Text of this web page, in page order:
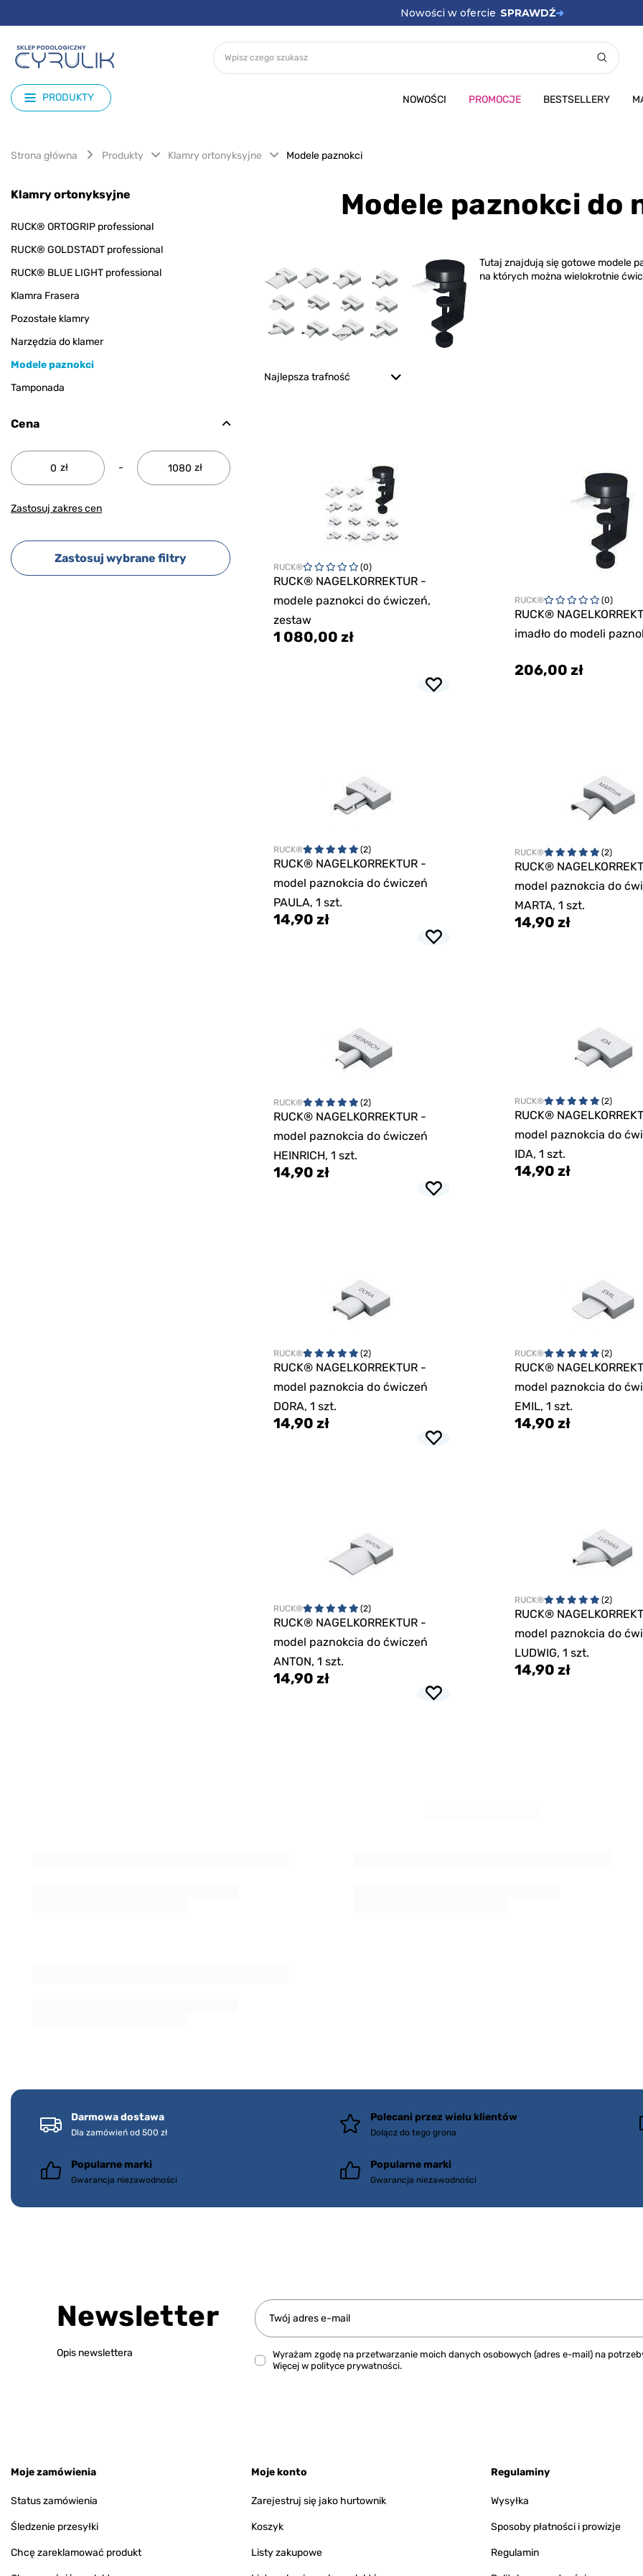
Nowości w ofercie SPRAWDŹ➜
PRODUKTY NOWOŚCI PROMOCJE BESTSELLERY
Strona główna Produkty Klamry ortonyksyjne Modele paznokci
Klamry ortonyksyjne
RUCK® ORTOGRIP professional
RUCK® GOLDSTADT professional
RUCK® BLUE LIGHT professional
Klamra Frasera
Pozostałe klamry
Narzędzia do klamer
Modele paznokci
Tamponada
Cena
zł - zł
Zastosuj zakres cen
Zastosuj wybrane filtry
Modele paznokci
Tutaj znajdują sięgotowe modele
na których można wielokrotnie
Najlepsza trafność
RUCK® (0)
RUCK® NAGELKORREKTUR -
modele paznokci do ćwiczeń,
zestaw
1 080,00 zł
RUCK® (0)
RUCK®
imadło do modeli
206,00 zł
RUCK® (2)
RUCK® NAGELKORREKTUR -
model paznokcia do ćwiczeń
PAULA, 1 szt.
14,90 zł
RUCK® (2)
RUCK®
model paznokcia do
MARTA, 1 szt.
14,90 zł
RUCK® (2)
RUCK® NAGELKORREKTUR -
model paznokcia do ćwiczeń
HEINRICH, 1 szt.
14,90 zł
RUCK® (2)
RUCK®
model paznokcia do
IDA, 1 szt.
14,90 zł
RUCK® (2)
RUCK® NAGELKORREKTUR -
model paznokcia do ćwiczeń
DORA, 1 szt.
14,90 zł
RUCK® (2)
RUCK®
model paznokcia do
EMIL, 1 szt.
14,90 zł
RUCK® (2)
RUCK® NAGELKORREKTUR -
model paznokcia do ćwiczeń
ANTON, 1 szt.
14,90 zł
RUCK® (2)
RUCK®
model paznokcia do
LUDWIG, 1 szt.
14,90 zł
Darmowa dostawa
Dla zamówień od 500 zł
Polecani przez wielu klientów
Dołącz do tego grona
Popularne marki
Gwarancja niezawodności
Popularne marki
Gwarancja niezawodności
Newsletter
Opis newslettera
Twój adres e-mail
Wyrażam zgodę na przetwarzanie moich danych osobowych (adres e-mail) na
Więcej w polityce prywatności.
Moje zamówienia
Status zamówienia
Śledzenie przesyłki
Chcę zareklamować produkt
Moje konto
Zarejestruj się jako hurtownik
Koszyk
Listy zakupowe
Regulaminy
Wysyłka
Sposoby płatności i prowizje
Regulamin